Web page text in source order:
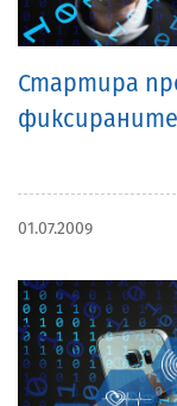
Стартира
01.07.2009